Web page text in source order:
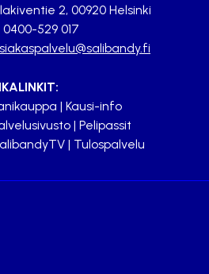
2, 00920 Helsinki
0400-529 017
| Kausi-info
| Pelipassit
| Tulospalvelu